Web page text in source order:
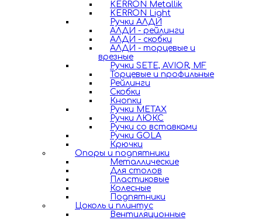
KERRON Metallik
KERRON Light
Ручки АЛДИ
АЛДИ - рейлинги
АЛДИ - скобки
АЛДИ - торцевые и
врезные
Ручки SETE, AVIOR, MF
Торцевые и профильные
Рейлинги
Скобки
Кнопки
Ручки METAX
Ручки ЛЮКС
Ручки со вставками
Ручки GOLA
Крючки
Опоры и подпятники
Металлические
Для столов
Пластиковые
Колесные
Подпятники
Цоколь и плинтус
Вентиляционные